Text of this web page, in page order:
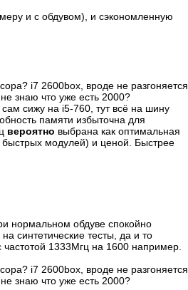
и с обдувом), и сэкономленную
i7 2600box, вроде не разгоняется
знаю что уже есть 2000?
сижу на i5-760, тут всё на шину
памяти избыточна для
вероятно выбрана как оптимальная
быстрых модулей) и ценой. Быстрее
нормальном обдуве спокойно
синтетические тесты, да и то
1333Мгц на 1600 например.
i7 2600box, вроде не разгоняется
знаю что уже есть 2000?